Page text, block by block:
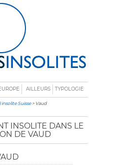
AILLEURS TYPOLOGIE
insolite Suisse> Vaud
INSOLITE DANS LE
DE VAUD